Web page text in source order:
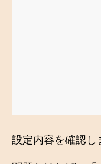
設定内容を確認し